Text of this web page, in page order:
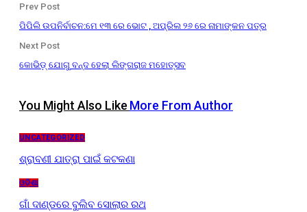
Prev Post
ପିପିଲି ଉପନିର୍ବାଚନ:ମେ ୧୩ ରେ ଭୋଟ , ଅପ୍ରିଲ ୨୬ ରେ ନାମାଙ୍କନ ପତ୍ର
Next Post
କୋଭିଡ଼୍‌ ଯୋଗୁ ବନ୍ଦ ହେଲା ଲିଙ୍ଗରାଜ ମହୋତ୍ସବ
You Might Also Like More From Author
UNCATEGORIZED
ଶ୍ରାବଣୀ ଯାତ୍ରା ପାଇଁ କଟକଣା
ଓଡ଼ିଶା
ଗାଁ ଦାଣ୍ଡରେ ବୁଲିବ ସୋଲାର ରଥ